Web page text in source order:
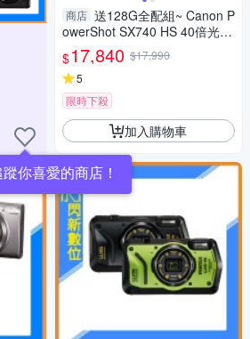
你喜愛的商店！
商店 送128G全配組~ Canon P
owerShot SX740 HS 40倍光學
變焦 相機(SX740HS,公司貨)
$17,840 $17,990
5
限時下殺
加入購物車